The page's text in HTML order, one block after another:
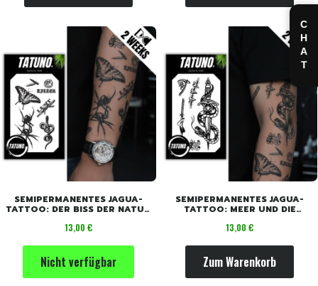
CHAT
SEMIPERMANENTES JAGUA-
TATTOO: DER BISS DER NATUR
Preis
13,00 €
Nicht verfügbar
SEMIPERMANENTES JAGUA-
TATTOO: MEER UND DIE
X 11CM]
Preis
13,00 €
Zum Warenkorb